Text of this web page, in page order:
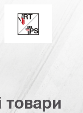
(3608215)
Надійна
товари